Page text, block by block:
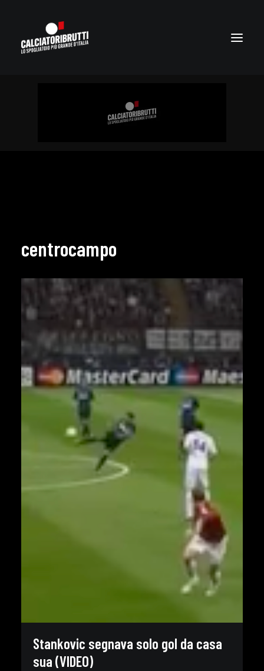
centrocampo
Stankovic segnava solo gol da casa
sua (VIDEO)